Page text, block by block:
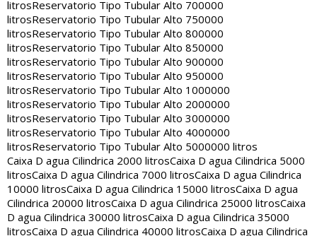
litrosReservatorio Tipo Tubular Alto 700000
litrosReservatorio Tipo Tubular Alto 750000
litrosReservatorio Tipo Tubular Alto 800000
litrosReservatorio Tipo Tubular Alto 850000
litrosReservatorio Tipo Tubular Alto 900000
litrosReservatorio Tipo Tubular Alto 950000
litrosReservatorio Tipo Tubular Alto 1000000
litrosReservatorio Tipo Tubular Alto 2000000
litrosReservatorio Tipo Tubular Alto 3000000
litrosReservatorio Tipo Tubular Alto 4000000
litrosReservatorio Tipo Tubular Alto 5000000 litros
Caixa D agua Cilindrica 2000 litrosCaixa D agua Cilindrica 5000
litrosCaixa D agua Cilindrica 7000 litrosCaixa D agua Cilindrica
10000 litrosCaixa D agua Cilindrica 15000 litrosCaixa D agua
Cilindrica 20000 litrosCaixa D agua Cilindrica 25000 litrosCaixa
D agua Cilindrica 30000 litrosCaixa D agua Cilindrica 35000
litrosCaixa D agua Cilindrica 40000 litrosCaixa D agua Cilindrica